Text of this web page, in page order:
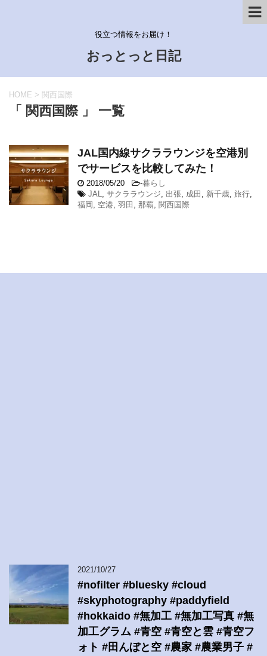
役立つ情報をお届け！
おっとっと日記
HOME > 関西国際
「 関西国際 」 一覧
JAL国内線サクララウンジを空港別
でサービスを比較してみた！
2018/05/20 -暮らし
JAL, サクララウンジ, 出張, 成田 , 新千歳, 旅行,
福岡 , 空港, 羽田 , 那覇, 関西国際
2021/10/27
#nofilter #bluesky #cloud
#skyphotography #paddyfield
#hokkaido #無加工 #無加工写真 #無
加工グラム #青空 #青空と雲 #青空フ
ォト #田んぼと空 #農家 #農業男子 #